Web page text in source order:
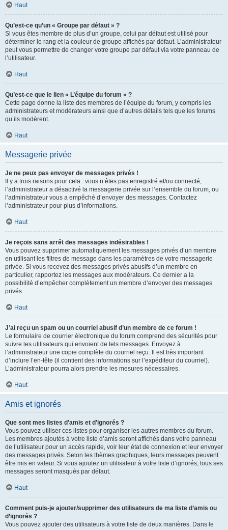
Haut
Qu’est-ce qu’un « Groupe par défaut » ?
Si vous êtes membre de plus d’un groupe, celui par défaut est utilisé pour
déterminer le rang et la couleur de groupe affichés par défaut. L’administrateur
peut vous permettre de changer votre groupe par défaut via votre panneau de
l’utilisateur.
Haut
Qu’est-ce que le lien « L’équipe du forum » ?
Cette page donne la liste des membres de l’équipe du forum, y compris les
administrateurs et modérateurs ainsi que d’autres détails tels que les forums
qu’ils modèrent.
Haut
Messagerie privée
Je ne peux pas envoyer de messages privés !
Il y a trois raisons pour cela : vous n’êtes pas enregistré et/ou connecté,
l’administrateur a désactivé la messagerie privée sur l’ensemble du forum, ou
l’administrateur vous a empêché d’envoyer des messages. Contactez
l’administrateur pour plus d’informations.
Haut
Je reçois sans arrêt des messages indésirables !
Vous pouvez supprimer automatiquement les messages privés d’un membre
en utilisant les filtres de message dans les paramètres de votre messagerie
privée. Si vous recevez des messages privés abusifs d’un membre en
particulier, rapportez les messages aux modérateurs. Ce dernier a la
possibilité d’empêcher complètement un membre d’envoyer des messages
privés.
Haut
J’ai reçu un spam ou un courriel abusif d’un membre de ce forum !
Le formulaire de courrier électronique du forum comprend des sécurités pour
suivre les utilisateurs qui envoient de tels messages. Envoyez à
l’administrateur une copie complète du courriel reçu. Il est très important
d’inclure l’en-tête (il contient des informations sur l’expéditeur du courriel).
L’administrateur pourra alors prendre les mesures nécessaires.
Haut
Amis et ignorés
Que sont mes listes d’amis et d’ignorés ?
Vous pouvez utiliser ces listes pour organiser les autres membres du forum.
Les membres ajoutés à votre liste d’amis seront affichés dans votre panneau
de l’utilisateur pour un accès rapide, voir leur état de connexion et leur envoyer
des messages privés. Selon les thèmes graphiques, leurs messages peuvent
être mis en valeur. Si vous ajoutez un utilisateur à votre liste d’ignorés, tous ses
messages seront masqués par défaut.
Haut
Comment puis-je ajouter/supprimer des utilisateurs de ma liste d’amis ou
d’ignorés ?
Vous pouvez ajouter des utilisateurs à votre liste de deux manières. Dans le